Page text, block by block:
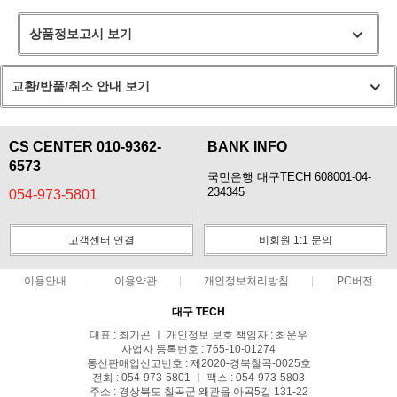
상품정보고시 보기
교환/반품/취소 안내 보기
CS CENTER 010-9362-
6573
054-973-5801
BANK INFO
국민은행 대구TECH 608001-04-
234345
고객센터 연결 비회원 1:1 문의
이용안내 이용약관 개인정보처리방침 PC버전
대구 TECH
대표 : 최기곤 ㅣ 개인정보 보호 책임자 : 최운우
사업자 등록번호 : 765-10-01274
통신판매업신고번호 : 제2020-경북칠곡-0025호
전화 : 054-973-5801 ㅣ 팩스 : 054-973-5803
주소 : 경상북도 칠곡군 왜관읍 아곡5길 131-22